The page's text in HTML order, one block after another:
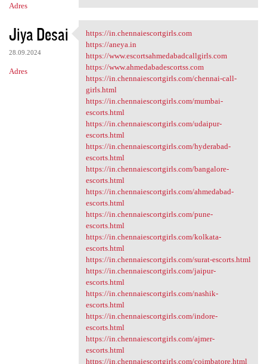
Adres
Jiya Desai
28.09.2024
Adres
https://in.chennaiescortgirls
https://in.chennaiescortgirls.com
https://aneya.in
https://www.escortsahmedabadcallgirls.com
https://www.ahmedabadescortss.com
https://in.chennaiescortgirls.com/chennai-call-
girls.html
https://in.chennaiescortgirls.com/mumbai-
escorts.html
https://in.chennaiescortgirls.com/udaipur-
escorts.html
https://in.chennaiescortgirls.com/hyderabad-
escorts.html
https://in.chennaiescortgirls.com/bangalore-
escorts.html
https://in.chennaiescortgirls.com/ahmedabad-
escorts.html
https://in.chennaiescortgirls.com/pune-
escorts.html
https://in.chennaiescortgirls.com/kolkata-
escorts.html
https://in.chennaiescortgirls.com/surat-escorts.html
https://in.chennaiescortgirls.com/jaipur-
escorts.html
https://in.chennaiescortgirls.com/nashik-
escorts.html
https://in.chennaiescortgirls.com/indore-
escorts.html
https://in.chennaiescortgirls.com/ajmer-
escorts.html
https://in.chennaiescortgirls.com/coimbatore.html